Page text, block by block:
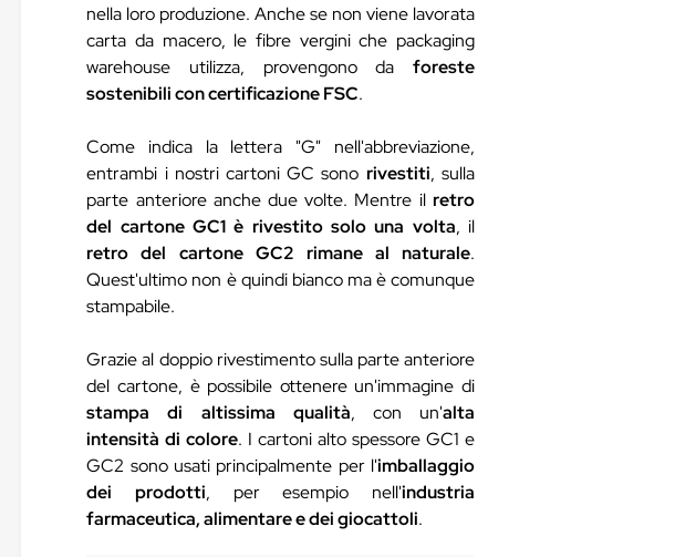
nella loro produzione. Anche se non viene lavorata
carta da macero, le fibre vergini che packaging
warehouse utilizza, provengono da foreste
sostenibili con certificazione FSC.
Come indica la lettera "G" nell'abbreviazione,
entrambi i nostri cartoni GC sono rivestiti, sulla
parte anteriore anche due volte. Mentre ilretro
del cartone GC1 è rivestito solo una volta, il
retro del cartone GC2 rimane al naturale.
Quest'ultimo non è quindi bianco ma è comunque
stampabile.
Grazie al doppio rivestimento sulla parte anteriore
del cartone, è possibile ottenere un'immagine di
stampa di altissima qualità, con un'alta
intensità di colore. I cartoni alto spessore GC1 e
GC2 sono usati principalmente per l'imballaggio
dei prodotti, per esempio nell'industria
farmaceutica, alimentare e dei giocattoli.